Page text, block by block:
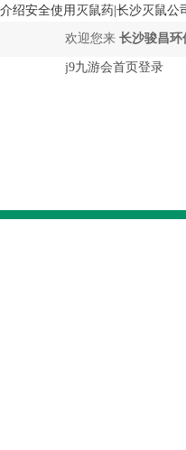
介绍安全使用灭鼠药|长沙灭鼠公
欢迎您来 长沙骏昌环
j9九游会首页登录